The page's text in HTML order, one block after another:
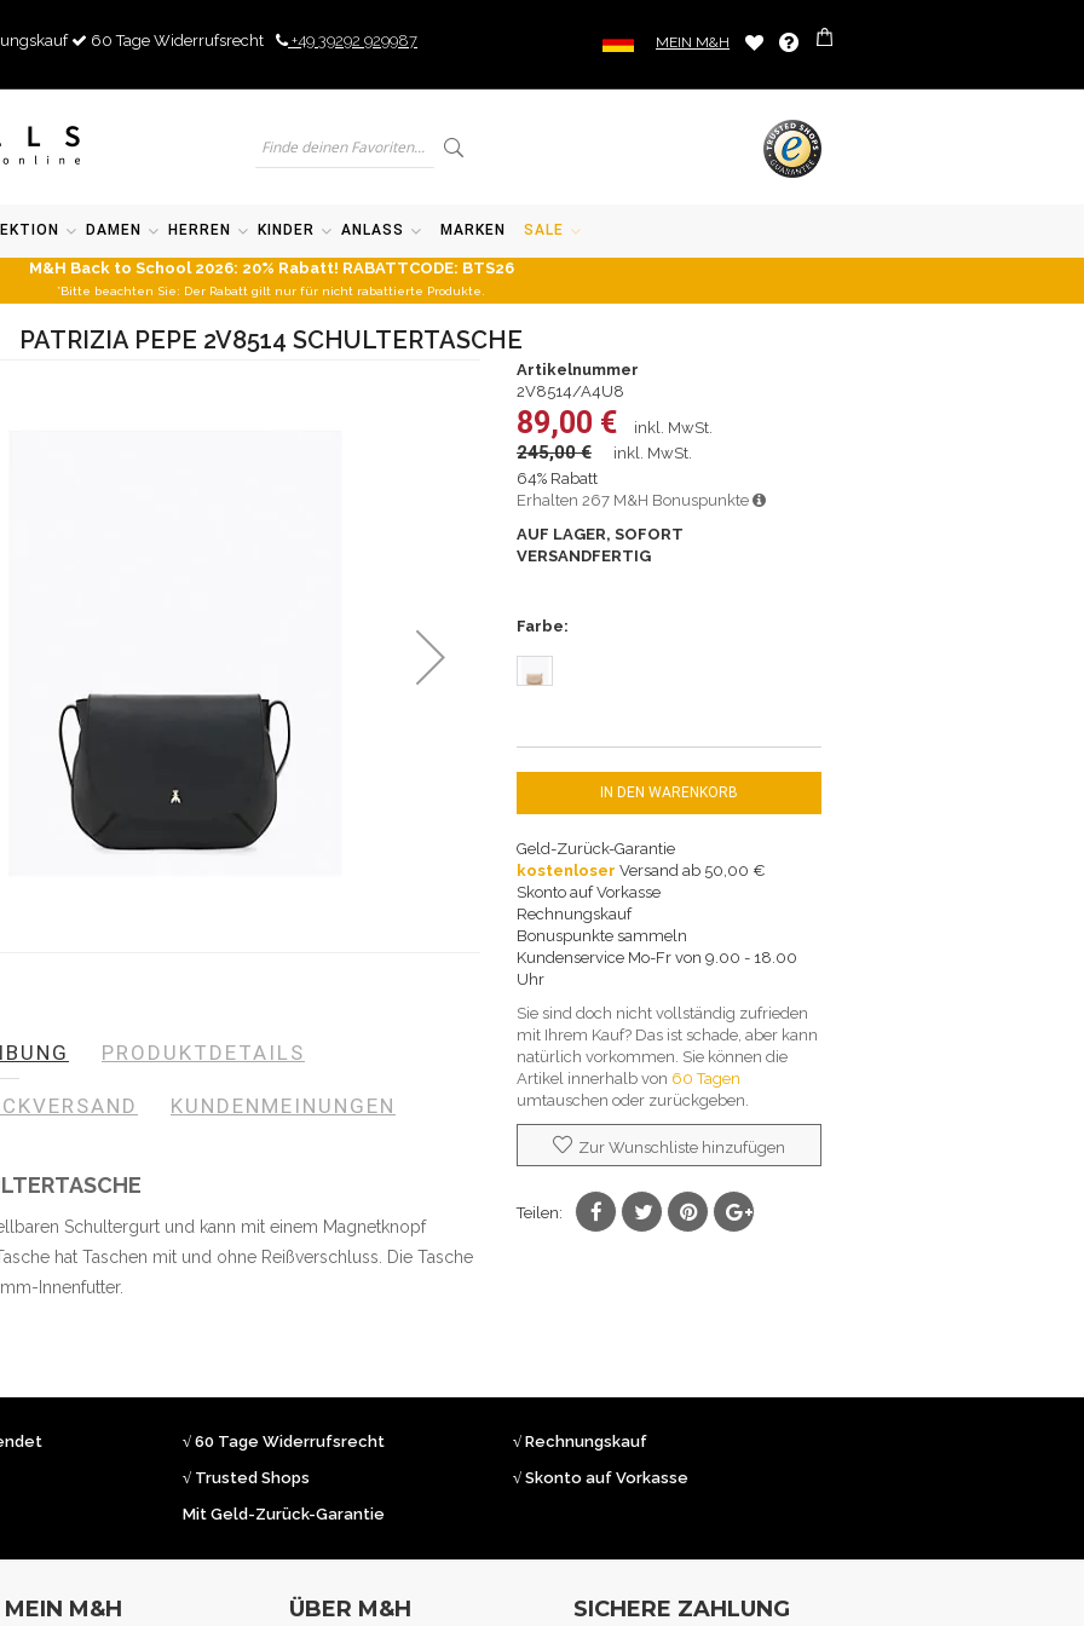
60 Tage Widerrufsrecht +49 39292 929987 MEIN M&H
DAMEN HERREN KINDER ANLASS MARKEN SALE
M&H Back to School 2026: 20% Rabatt! RABATTCODE: BTS26
*Bitte beachten Sie: Der Rabatt gilt nur für nicht rabattierte Produkte.
PATRIZIA PEPE 2V8514 SCHULTERTASCHE
Artikelnummer
2V8514/A4U8
89,00 € inkl. MwSt.
245,00 €
inkl. MwSt.
64% Rabatt
Erhalten 267 M&H Bonuspunkte
AUF LAGER, SOFORT
VERSANDFERTIG
Farbe
IN DEN WARENKORB
Geld-Zurück-Garantie
kostenloser Versand ab 50,00 €
Skonto auf Vorkasse
Rechnungskauf
Bonuspunkte sammeln
Kundenservice Mo-Fr von 9.00 - 18.00
Uhr
Sie sind doch nicht vollständig zufrieden
mit Ihrem Kauf? Das ist schade, aber kann
natürlich vorkommen. Sie können die
Artikel innerhalb von 60 Tagen
umtauschen oder zurückgeben.
Zur Wunschliste hinzufügen
Teilen:
Schultergurt und kann mit einem Magnetknopf
hat Taschen mit und ohne Reißverschluss. Die Tasche
Innenfutter.
PRODUKTDETAILS
KUNDENMEINUNGEN
√ 60 Tage Widerrufsrecht
√ Trusted Shops
Mit Geld-Zurück-Garantie
√ Rechnungskauf
√ Skonto auf Vorkasse
MEIN M&H ÜBER M&H SICHERE ZAHLUNG